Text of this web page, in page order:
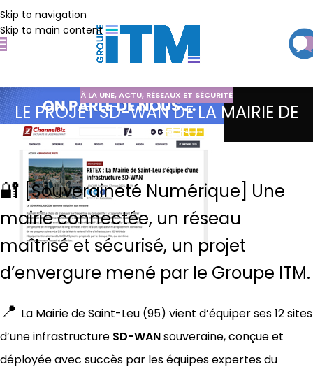
Skip to navigation
Skip to main content
À LA UNE,ACTU, RÉSEAUX ET SÉCURITÉ
LE PROJET SD-WAN DE LA MAIRIE DE
SAINT-LEU
🔐 [Souveraineté Numérique] Une
mairie connectée, un réseau
maîtrisé et sécurisé, un projet
d’envergure mené par le Groupe ITM.
📍 La Mairie de Saint-Leu (95) vient d’équiper ses 12 sites
d’une infrastructure SD-WANsouveraine, conçue et
déployée avec succès par les équipes expertes du